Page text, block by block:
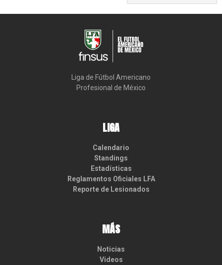
Liga de Fútbol Americano
Profesional de México
LIGA
Calendario
Standings
Estadísticas
Reglamentos Oficiales LFA
Reporte de Lesionados
MÁS
Noticias
Videos